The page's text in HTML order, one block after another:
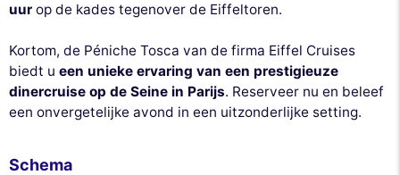
uur op de kades tegenover de Eiffeltoren.
Kortom, de Péniche Tosca van de firma Eiffel Cruises
biedt u een unieke ervaring van een prestigieuze
dinercruise op de Seine in Parijs. Reserveer nu en beleef
een onvergetelijke avond in een uitzonderlijke setting.
Schema